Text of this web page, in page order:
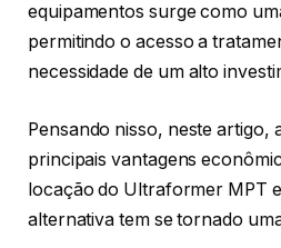
equipamentos surge como
permitindo o acesso a
necessidade de um alto
Pensando nisso, neste artigo,
principais vantagens
locação do Ultraformer MPT
alternativa tem se tornado